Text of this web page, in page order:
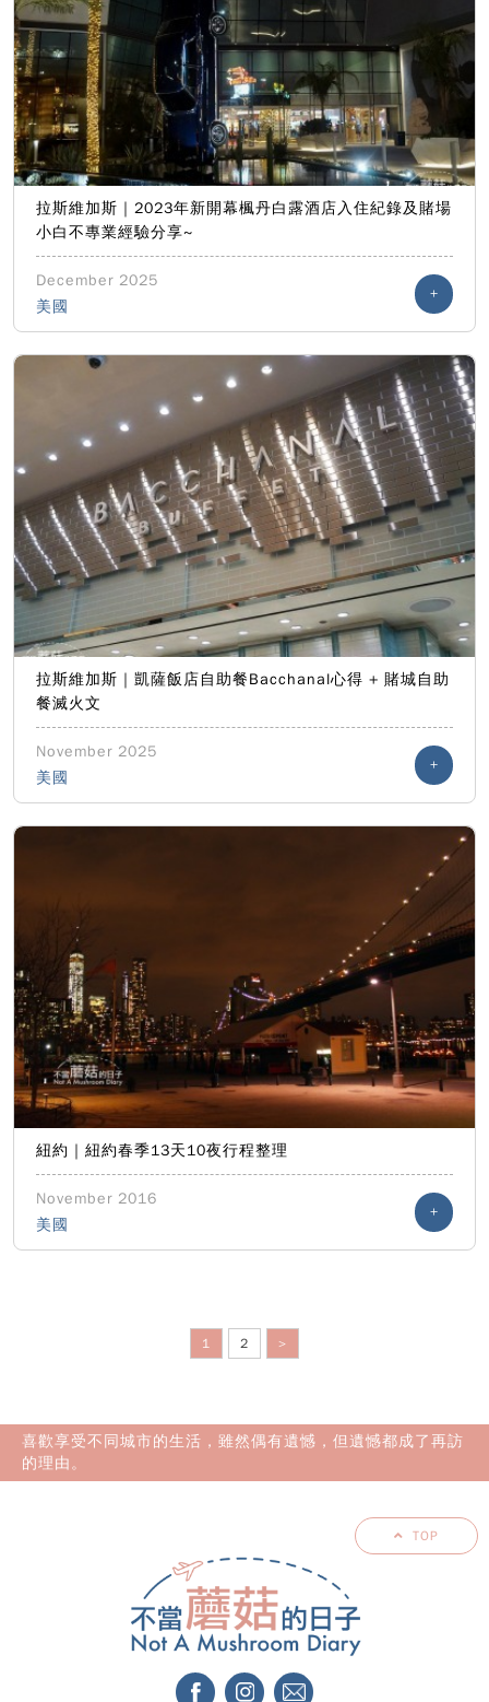
拉斯維加斯｜2023年新開幕楓丹白露酒店入住紀錄及賭場
小白不專業經驗分享~
December 2025
美國
+
拉斯維加斯｜凱薩飯店自助餐Bacchanal心得 + 賭城自助
餐滅火文
November 2025
美國
+
紐約｜紐約春季13天10夜行程整理
November 2016
美國
+
1 2 >
喜歡享受不同城市的生活，雖然偶有遺憾，但遺憾都成了再訪
的理由。
TOP